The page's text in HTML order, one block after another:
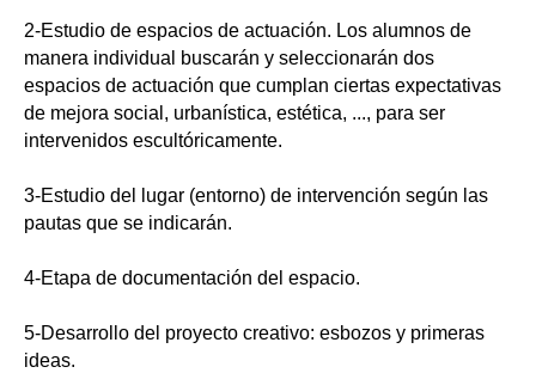
2-Estudio de espacios de actuación. Los alumnos de
manera individual buscarán y seleccionarán dos
espacios de actuación que cumplan ciertas expectativas
de mejora social, urbanística, estética, ..., para ser
intervenidos escultóricamente.
3-Estudio del lugar (entorno) de intervención según las
pautas que se indicarán.
4-Etapa de documentación del espacio.
5-Desarrollo del proyecto creativo: esbozos y primeras
ideas.